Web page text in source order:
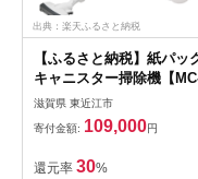
出典：楽天ふるさと納税
【ふるさと納税】紙パッ
キャニスター掃除機【
PJ250G-W】 Panasonic
賀県 東近江市 AO-I01 掃
紙パック式 キャニスター
ナソニック
滋賀県 東近江市
寄付金額: 109,000円
還元率 30%